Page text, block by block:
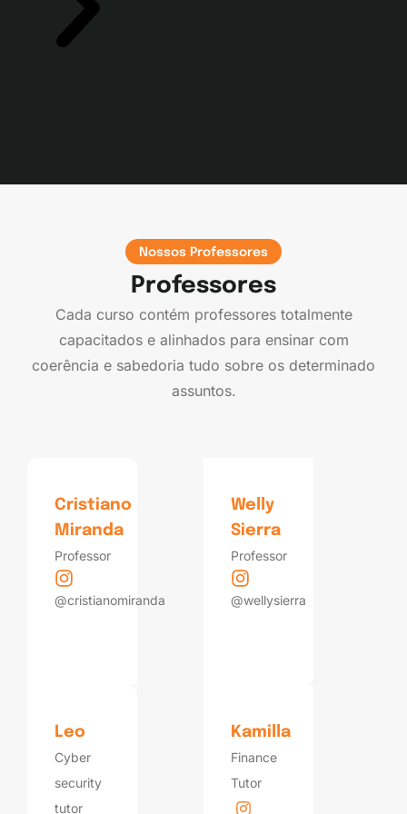
Nossos Professores
Professores
Cada curso contém professores totalmente
capacitados e alinhados para ensinar com
coerência e sabedoria tudo sobre os determinado
assuntos.
Cristiano
Miranda
Professor
@cristianomiranda
Welly
Sierra
Professor
@wellysierra
Kamilla
Finance
Tutor
Leo
Cyber
security
tutor